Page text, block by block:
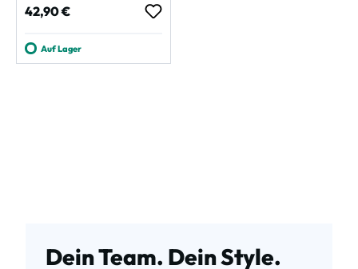
Regulärer Preis:
42,90 €
Auf Lager
Dein Team. Dein Style.